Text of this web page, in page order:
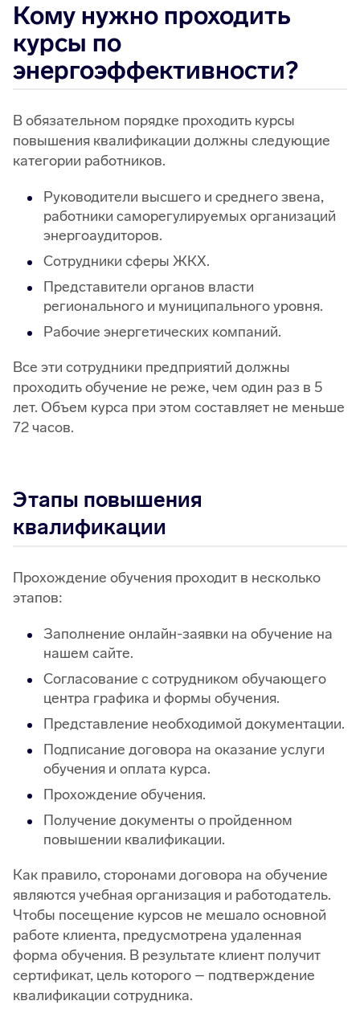
Кому нужно проходить
курсы по
энергоэффективности?
В обязательном порядке проходить курсы
повышения квалификации должны следующие
категории работников.
Руководители высшего и среднего звена,
работники саморегулируемых организаций
энергоаудиторов.
Сотрудники сферы ЖКХ.
Представители органов власти
регионального и муниципального уровня.
Рабочие энергетических компаний.
Все эти сотрудники предприятий должны
проходить обучение не реже, чем один раз в 5
лет. Объем курса при этом составляет не меньше
72 часов.
Этапы повышения
квалификации
Прохождение обучения проходит в несколько
этапов:
Заполнение онлайн-заявки на обучение на
нашем сайте.
Согласование с сотрудником обучающего
центра графика и формы обучения.
Представление необходимой документации.
Подписание договора на оказание услуги
обучения и оплата курса.
Прохождение обучения.
Получение документы о пройденном
повышении квалификации.
Как правило, сторонами договора на обучение
являются учебная организация и работодатель.
Чтобы посещение курсов не мешало основной
работе клиента, предусмотрена удаленная
форма обучения. В результате клиент получит
сертификат, цель которого – подтверждение
квалификации сотрудника.